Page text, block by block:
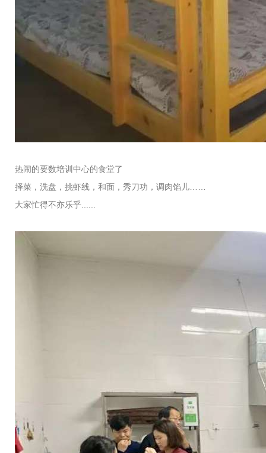
热闹的要数培训中心的食堂了
择菜，洗盘，挑虾线，和面，秀刀功，调肉馅儿……
大家忙得不亦乐乎......